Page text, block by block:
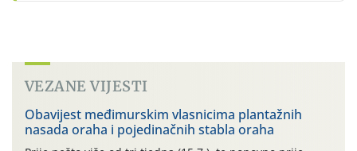
VEZANE VIJESTI
Obavijest međimurskim vlasnicima plantažnih
nasada oraha i pojedinačnih stabla oraha